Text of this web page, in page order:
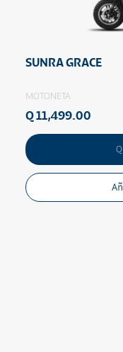
SUNRA GRACE
MOTONETA
Q 11,499.00